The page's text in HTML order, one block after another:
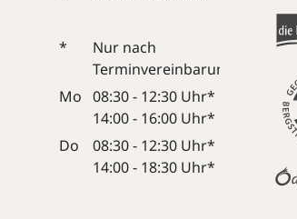
*
Nur nach
Terminvereinbarung:
Mo
08:30 - 12:30 Uhr*
14:00 - 16:00 Uhr*
Do
08:30 - 12:30 Uhr*
14:00 - 18:30 Uhr*